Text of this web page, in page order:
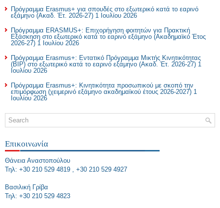
Πρόγραμμα Erasmus+ για σπουδές στο εξωτερικό κατά το εαρινό
εξάμηνο (Ακαδ. Έτ. 2026-27) 1 Ιουλίου 2026
Πρόγραμμα ERASMUS+: Επιχορήγηση φοιτητών για Πρακτική
Εξάσκηση στο εξωτερικό κατά το εαρινό εξάμηνο (Ακαδημαϊκό Έτος
2026-27) 1 Ιουλίου 2026
Πρόγραμμα Erasmus+: Εντατικό Πρόγραμμα Μικτής Κινητικότητας
(BIP) στο εξωτερικό κατά το εαρινό εξάμηνο (Ακαδ. Έτ. 2026-27) 1
Ιουλίου 2026
Πρόγραμμα Erasmus+: Κινητικότητα προσωπικού με σκοπό την
επιμόρφωση (χειμερινό εξάμηνο ακαδημαϊκού έτους 2026-2027) 1
Ιουλίου 2026
Επικοινωνία
Θάνεια Αναστοπούλου
Τηλ: +30 210 529 4819 , +30 210 529 4927
Bασιλική Γρίβα
Τηλ: +30 210 529 4823